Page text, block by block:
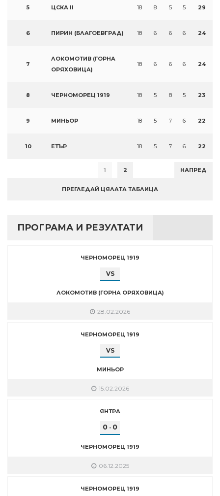
5 ЦСКА II 18 8 5 5 29
6 ПИРИН (БЛАГОЕВГРАД) 18 6 6 6 24
7
ЛОКОМОТИВ (ГОРНА
ОРЯХОВИЦА)
18 6 6 6 24
8 ЧЕРНОМОРЕЦ 1919 18 5 8 5 23
9 МИНЬОР 18 5 7 6 22
10 ЕТЪР 18 5 7 6 22
1 2 НАПРЕД
ПРЕГЛЕДАЙ ЦЯЛАТА ТАБЛИЦА
ПРОГРАМА И РЕЗУЛТАТИ
ЧЕРНОМОРЕЦ 1919
VS
ЛОКОМОТИВ (ГОРНА ОРЯХОВИЦА)
28.02.2026
ЧЕРНОМОРЕЦ 1919
VS
МИНЬОР
15.02.2026
ЯНТРА
0 - 0
ЧЕРНОМОРЕЦ 1919
06.12.2025
ЧЕРНОМОРЕЦ 1919